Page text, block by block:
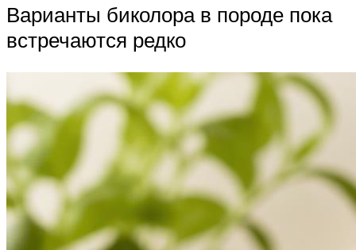
Варианты биколора в породе пока
встречаются редко